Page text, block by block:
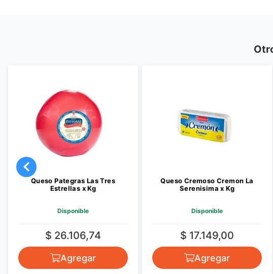
Queso Pategras Las Tres
Estrellas x Kg
Disponible
$ 26.106,74
Agregar
Queso Cremoso Cremon La
Serenisima x Kg
Disponible
$ 17.149,00
Agregar